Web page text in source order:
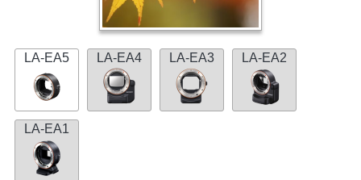
LA-EA5 LA-EA4 LA-EA3 LA-EA2
LA-EA1